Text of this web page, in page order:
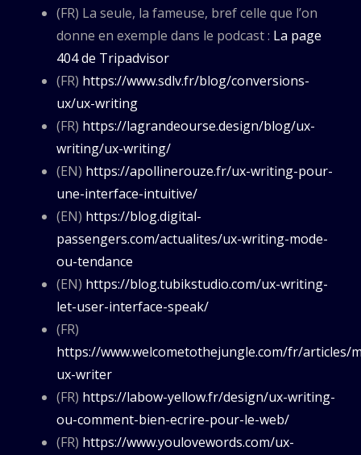
(FR) La seule, la fameuse, bref celle que l’on
donne en exemple dans le podcast : La page
404 de Tripadvisor
(FR) https://www.sdlv.fr/blog/conversions-
ux/ux-writing
(FR) https://lagrandeourse.design/blog/ux-
writing/ux-writing/
(EN) https://apollinerouze.fr/ux-writing-pour-
une-interface-intuitive/
(EN) https://blog.digital-
passengers.com/actualites/ux-writing-mode-
ou-tendance
(EN) https://blog.tubikstudio.com/ux-writing-
let-user-interface-speak/
(FR)
https://www.welcometothejungle.com/fr/articles/
ux-writer
(FR) https://labow-yellow.fr/design/ux-writing-
ou-comment-bien-ecrire-pour-le-web/
(FR) https://www.youlovewords.com/ux-